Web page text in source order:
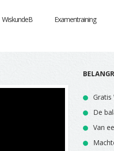
WiskundeB Examentraining
Gratis
De
Van